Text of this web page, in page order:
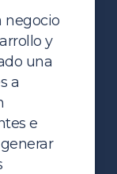
negocio
y
una
a
e